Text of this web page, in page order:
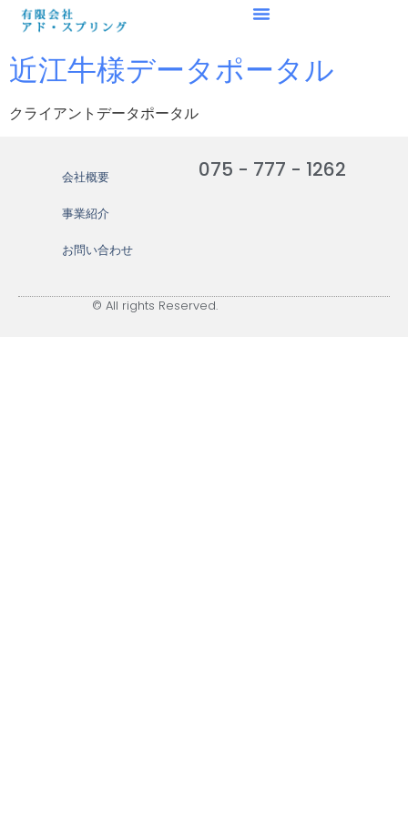
近江牛様データポータル
クライアントデータポータル
会社概要
事業紹介
お問い合わせ
075 - 777 - 1262
© All rights Reserved.